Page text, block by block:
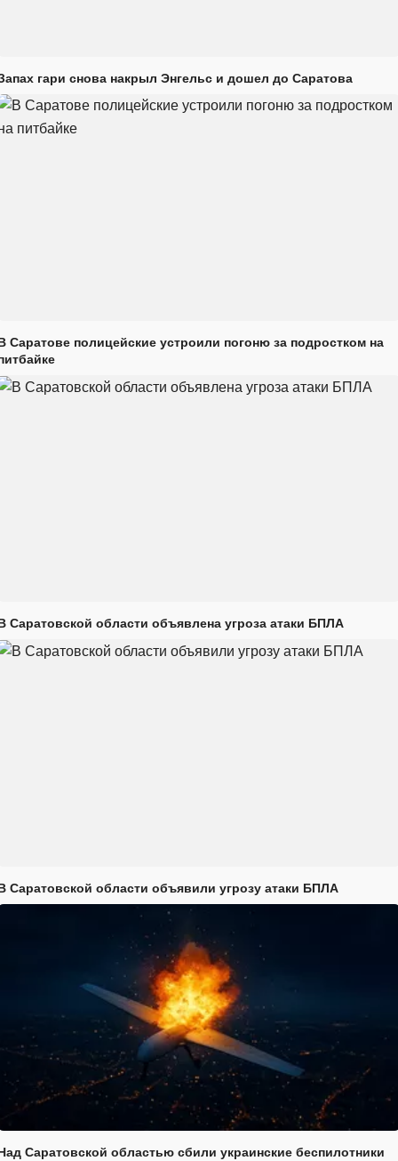
гари снова накрыл Энгельс и дошел до Саратова
Саратове полицейские устроили погоню за подростком на
Саратовской области объявлена угроза атаки БПЛА
Саратовской области объявили угрозу атаки БПЛА
Саратовской областью сбили украинские беспилотники